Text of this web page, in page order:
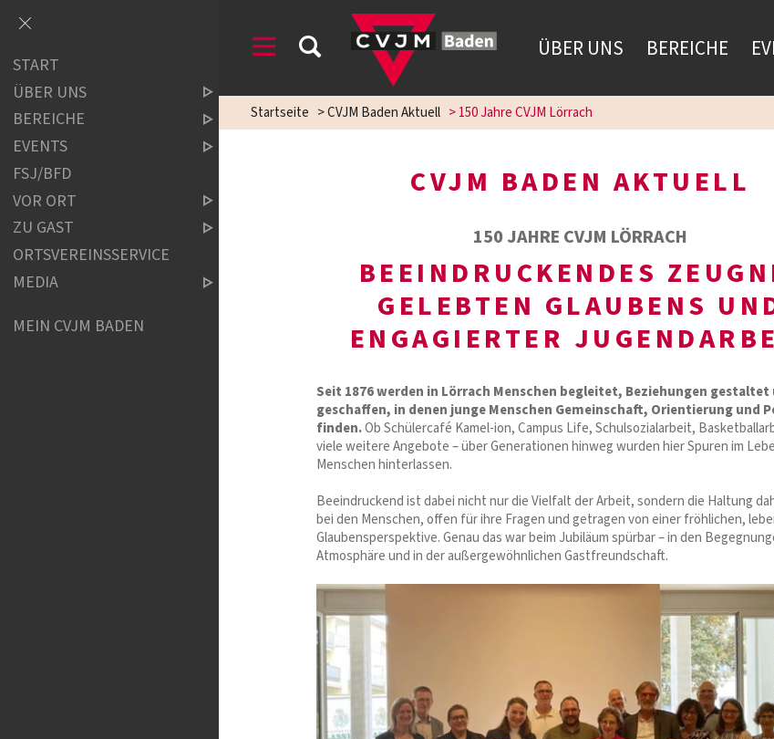
ÜBER UNS BEREICHE
Startseite >CVJM Baden Aktuell >150 Jahre CVJM Lörrach
CVJM BADEN AKTUELL
150 JAHRE CVJM LÖRRACH
BEEINDRUCKENDES
GELEBTEN GLAUBENS
ENGAGIERTER
Seit 1876 werden in Lörrach Menschen begleitet, Beziehungen gestaltet
geschaffen, in denen junge Menschen Gemeinschaft, Orientierung und
finden.Ob Schülercafé Kamel-ion, Campus Life, Schulsozialarbeit,
viele weitere Angebote – über Generationen hinweg wurden hier Spuren im
Menschen hinterlassen.
Beeindruckend ist dabei nicht nur die Vielfalt der Arbeit, sondern die Haltung
bei den Menschen, offen für ihre Fragen und getragen von einer fröhlichen,
Glaubensperspektive. Genau das war beim Jubiläum spürbar – in den
Atmosphäre und in der außergewöhnlichen Gastfreundschaft.
START
ÜBER UNS
BEREICHE
EVENTS
FSJ/BFD
VOR ORT
ZU GAST
ORTSVEREINSSERVICE
MEDIA
MEIN CVJM BADEN